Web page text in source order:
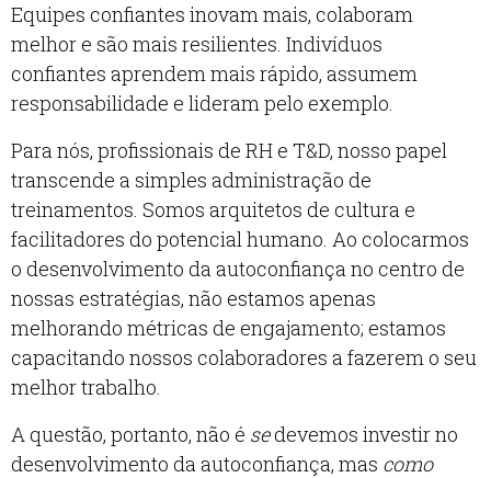
Equipes confiantes inovam mais, colaboram
melhor e são mais resilientes. Indivíduos
confiantes aprendem mais rápido, assumem
responsabilidade e lideram pelo exemplo.
Para nós, profissionais de RH e T&D, nosso papel
transcende a simples administração de
treinamentos. Somos arquitetos de cultura e
facilitadores do potencial humano. Ao colocarmos
o desenvolvimento da autoconfiança no centro de
nossas estratégias, não estamos apenas
melhorando métricas de engajamento; estamos
capacitando nossos colaboradores a fazerem o seu
melhor trabalho.
A questão, portanto, não é sedevemos investir no
desenvolvimento da autoconfiança, mas como